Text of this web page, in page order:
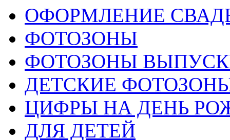
ОФОРМЛЕНИЕ
ФОТОЗОНЫ
ФОТОЗОНЫ
ДЕТСКИЕ
ЦИФРЫ НА ДЕНЬ
ДЛЯ ДЕТЕЙ